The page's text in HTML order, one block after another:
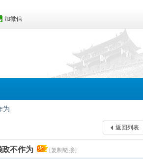
加微信
为
返回列表
政不作为 [复制链接]